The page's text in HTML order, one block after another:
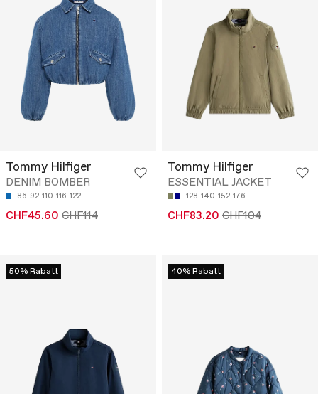
Tommy Hilfiger
DENIM BOMBER
86 92 110 116 122
CHF45.60 CHF114
Tommy Hilfiger
ESSENTIAL JACKET
128 140 152 176
CHF83.20 CHF104
50% Rabatt 40% Rabatt